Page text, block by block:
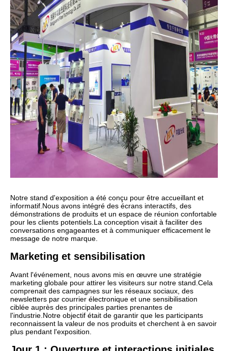
Notre stand d'exposition a été conçu pour être accueillant et
informatif. Nous avons intégré des écrans interactifs, des
démonstrations de produits et un espace de réunion confortable
pour les clients potentiels. La conception visait à faciliter des
conversations engageantes et à communiquer efficacement le
message de notre marque.
Marketing et sensibilisation
Avant l'événement, nous avons mis en œuvre une stratégie
marketing globale pour attirer les visiteurs sur notre stand. Cela
comprenait des campagnes sur les réseaux sociaux, des
newsletters par courrier électronique et une sensibilisation
ciblée auprès des principales parties prenantes de
l'industrie. Notre objectif était de garantir que les participants
reconnaissent la valeur de nos produits et cherchent à en savoir
plus pendant l'exposition.